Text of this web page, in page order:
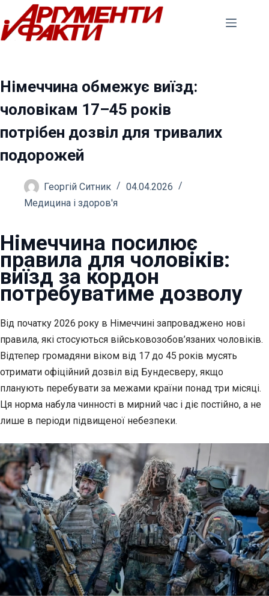
Перейти
до
вмісту
Німеччина обмежує виїзд:
чоловікам 17–45 років
потрібен дозвіл для тривалих
подорожей
Георгій Ситник
04.04.2026
Медицина і здоров'я
Німеччина посилює
правила для чоловіків:
виїзд за кордон
потребуватиме дозволу
Від початку 2026 року в Німеччині запроваджено нові
правила, які стосуються військовозобов’язаних чоловіків.
Відтепер громадяни віком від 17 до 45 років мусять
отримати офіційний дозвіл від Бундесверу, якщо
планують перебувати за межами країни понад три місяці.
Ця норма набула чинності в мирний час і діє постійно, а не
лише в періоди підвищеної небезпеки.